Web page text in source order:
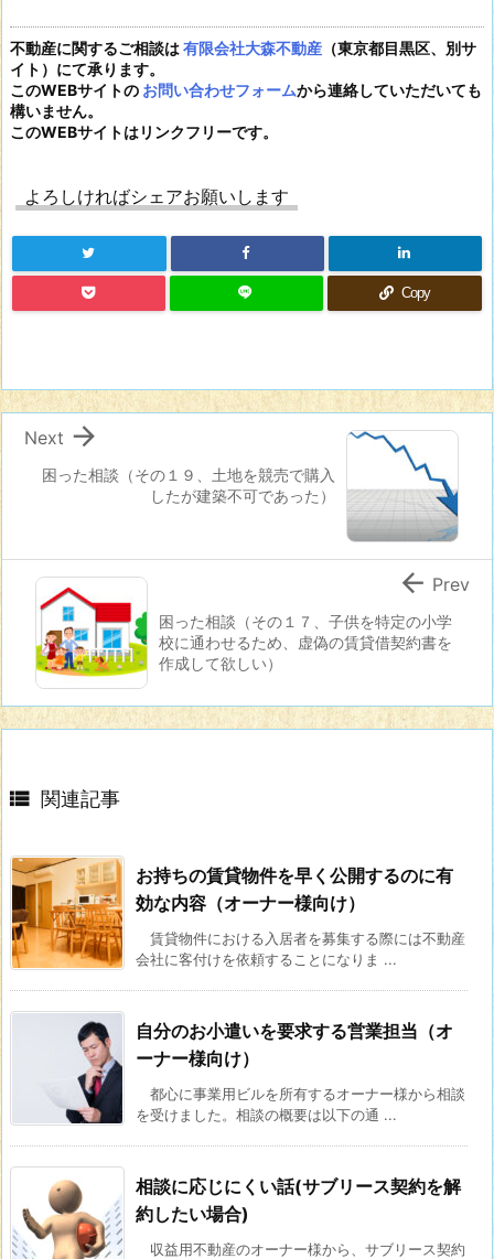
不動産に関するご相談は有限会社大森不動産 （東京都目黒区、別サ
イト）にて承ります。
このWEBサイトの お問い合わせフォームから連絡していただいても
構いません。
このWEBサイトはリンクフリーです。
よろしければシェアお願いします
Copy
困った相談（その１９、土地を競売で購入
したが建築不可であった）

Next
困った相談（その１７、子供を特定の小学
校に通わせるため、虚偽の賃貸借契約書を
作成して欲しい）
 Prev
 関連記事
お持ちの賃貸物件を早く公開するのに有
効な内容（オーナー様向け）
賃貸物件における入居者を募集する際には不動産
会社に客付けを依頼することになりま ...
自分のお小遣いを要求する営業担当（オ
ーナー様向け）
都心に事業用ビルを所有するオーナー様から相談
を受けました。相談の概要は以下の通 ...
相談に応じにくい話(サブリース契約を解
約したい場合)
収益用不動産のオーナー様から、サブリース契約